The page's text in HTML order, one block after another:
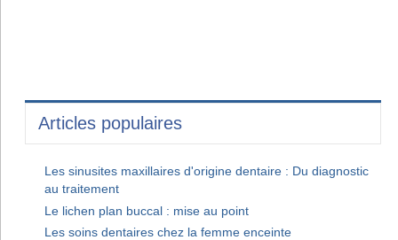
Articles populaires
Les sinusites maxillaires d'origine dentaire : Du diagnostic
au traitement
Le lichen plan buccal : mise au point
Les soins dentaires chez la femme enceinte